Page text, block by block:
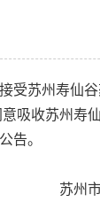
受苏州寿仙
吸收苏州寿
告。
市吴中